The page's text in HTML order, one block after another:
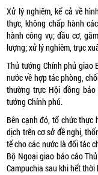
Xử lý nghiêm, kể cả về
thực, không chấp hành
hành công vụ; đầu cơ,
lượng; xử lý nghiêm, trục
Thủ tướng Chính phủ giao
nước về hợp tác phòng,
thường trực Hội đồng
tướng Chính phủ.
Bên cạnh đó, tổ chức thực
dịch trên cơ sở đề nghị,
tế cho các nước là đối tác
Bộ Ngoại giao báo cáo
Campuchia sau khi hết